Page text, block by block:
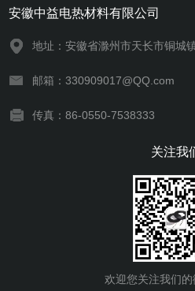
安徽中益电热材料有限公司
地址：安徽省滁州市天长市铜城
邮箱：330909017@QQ.com
传真：86-0550-7538333
关注我
欢迎您关注我们